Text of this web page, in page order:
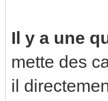
Il y a une
mette des
il